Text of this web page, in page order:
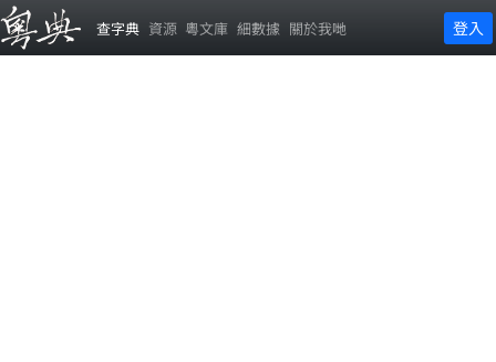
查字典 資源 粵文庫 細數據 關於我哋 登入